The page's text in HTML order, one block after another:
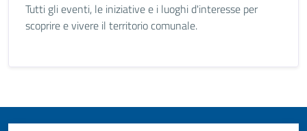
Tutti gli eventi, le iniziative e i luoghi d'interesse per
scoprire e vivere il territorio comunale.